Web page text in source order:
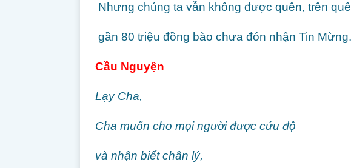
Nhưng chúng ta vẫn không được quên, trên
gần 80 triệu đồng bào chưa đón nhận Tin Mừng.
Cầu Nguyện
Lạy Cha,
Cha muốn cho mọi người được cứu độ
và nhận biết chân lý,